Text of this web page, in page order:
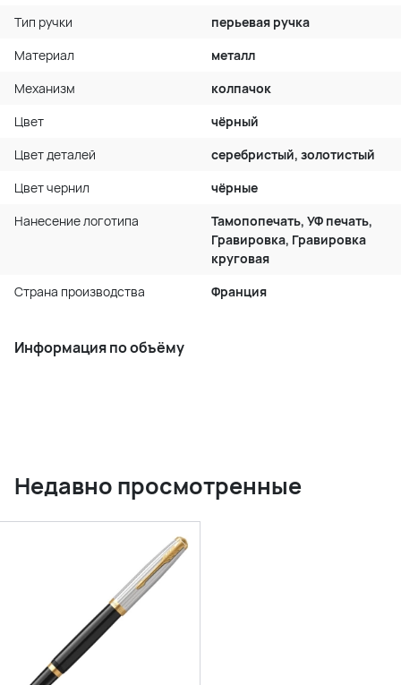
Тип ручки
перьевая ручка
Материал
металл
Механизм
колпачок
Цвет
чёрный
Цвет деталей
серебристый, золотистый
Цвет чернил
чёрные
Нанесение логотипа
Тамопопечать, УФ печать,
Гравировка, Гравировка
круговая
Страна производства
Франция
Информация по объёму
Недавно просмотренные